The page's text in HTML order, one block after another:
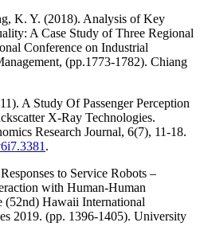
K. Y. (2018). Analysis of Key
A Case Study of Three Regional
Conference on Industrial
(pp.1773-1782). Chiang
A Study Of Passenger Perception
X-Ray Technologies.
Research Journal, 6(7), 11-18.
.
to Service Robots –
with Human-Human
(52nd) Hawaii International
2019. (pp. 1396-1405). University